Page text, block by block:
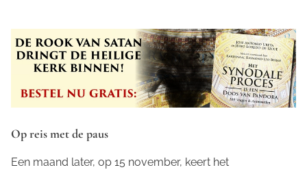
Op reis met de paus
Een maand later, op 15 november, keert het